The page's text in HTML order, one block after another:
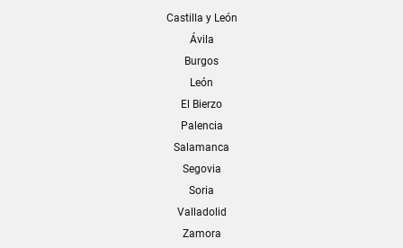
Castilla y León
Ávila
Burgos
León
El Bierzo
Palencia
Salamanca
Segovia
Soria
Valladolid
Zamora